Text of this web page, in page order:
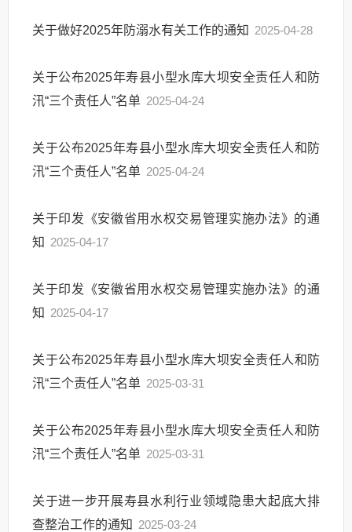
关于做好2025年防溺水有关工作的通知 2025-04-28
关于公布2025年寿县小型水库大坝安全责任人和防
汛“三个责任人”名单 2025-04-24
关于公布2025年寿县小型水库大坝安全责任人和防
汛“三个责任人”名单 2025-04-24
关于印发《安徽省用水权交易管理实施办法》的通
知 2025-04-17
关于印发《安徽省用水权交易管理实施办法》的通
知 2025-04-17
关于公布2025年寿县小型水库大坝安全责任人和防
汛“三个责任人”名单 2025-03-31
关于公布2025年寿县小型水库大坝安全责任人和防
汛“三个责任人”名单 2025-03-31
关于进一步开展寿县水利行业领域隐患大起底大排
查整治工作的通知 2025-03-24